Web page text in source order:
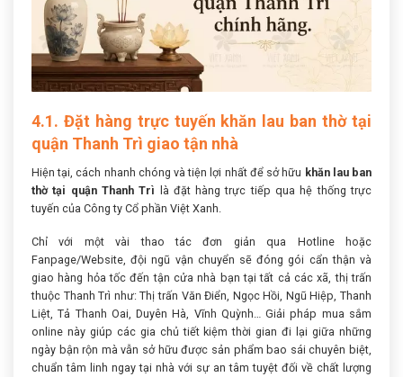
4.1. Đặt hàng trực tuyến khăn lau ban thờ tại
quận Thanh Trì giao tận nhà
Hiện tại, cách nhanh chóng và tiện lợi nhất để sở hữu khăn lau ban
thờ tại quận Thanh Trì là đặt hàng trực tiếp qua hệ thống trực
tuyến của Công ty Cổ phần Việt Xanh.
Chỉ với một vài thao tác đơn giản qua Hotline hoặc
Fanpage/Website, đội ngũ vận chuyển sẽ đóng gói cẩn thận và
giao hàng hỏa tốc đến tận cửa nhà bạn tại tất cả các xã, thị trấn
thuộc Thanh Trì như: Thị trấn Văn Điển, Ngọc Hồi, Ngũ Hiệp, Thanh
Liệt, Tả Thanh Oai, Duyên Hà, Vĩnh Quỳnh… Giải pháp mua sắm
online này giúp các gia chủ tiết kiệm thời gian đi lại giữa những
ngày bận rộn mà vẫn sở hữu được sản phẩm bao sái chuyên biệt,
chuẩn tâm linh ngay tại nhà với sự an tâm tuyệt đối về chất lượng